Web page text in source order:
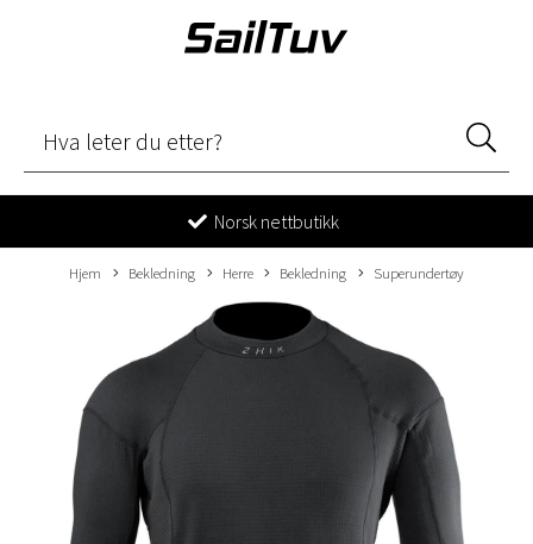
Norsk nettbutikk
Hjem Bekledning Herre Bekledning Superundertøy